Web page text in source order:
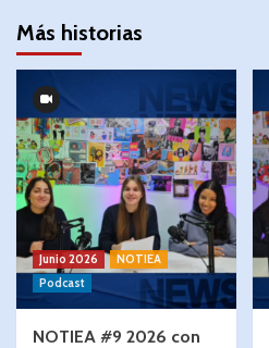
Más historias
Junio 2026
NOTIEA
Podcast
NOTIEA #9 2026 con